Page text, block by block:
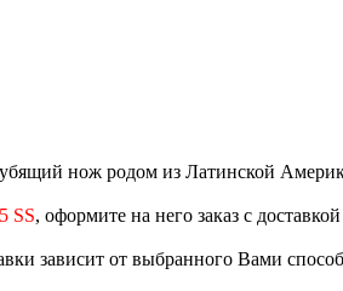
нож родом из Латинской
SS, оформите на него заказ с
зависит от выбранного Вами